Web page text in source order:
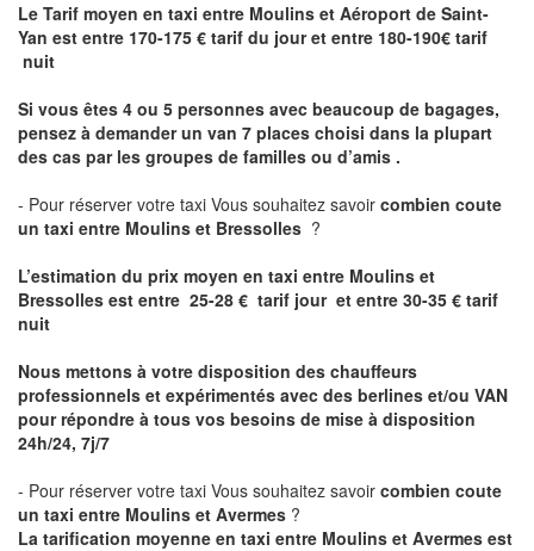
Le Tarif moyen en taxi entre Moulins et Aéroport de Saint-
Yan est entre 170-175 € tarif du jour et entre 180-190€ tarif
nuit
Si vous êtes 4 ou 5 personnes avec beaucoup de bagages,
pensez à demander un van 7 places choisi dans la plupart
des cas par les groupes de familles ou d’amis .
- Pour réserver votre taxi Vous souhaitez savoir combien coute
un taxi entre Moulins et Bressolles ?
L’estimation du prix moyen en taxi entre Moulins et
Bressolles est entre 25-28 € tarif jour et entre 30-35 € tarif
nuit
Nous mettons à votre disposition des chauffeurs
professionnels et expérimentés avec des berlines et/ou VAN
pour répondre à tous vos besoins de mise à disposition
24h/24, 7j/7
- Pour réserver votre taxi Vous souhaitez savoir combien coute
un taxi entre Moulins et Avermes ?
La tarification moyenne en taxi entre Moulins et Avermes est